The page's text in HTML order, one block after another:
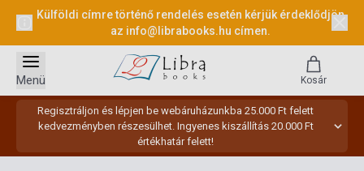
Külföldi címre történő rendelés esetén kérjük érdeklődjön
az info@librabooks.hu címen.
Regisztráljon és lépjen be webáruházunkba 25.000 Ft felett
kedvezményben részesülhet. Ingyenes kiszállítás 20.000 Ft
értékhatár felett!
Menü Kosár